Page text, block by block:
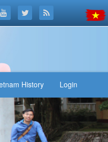
History Login